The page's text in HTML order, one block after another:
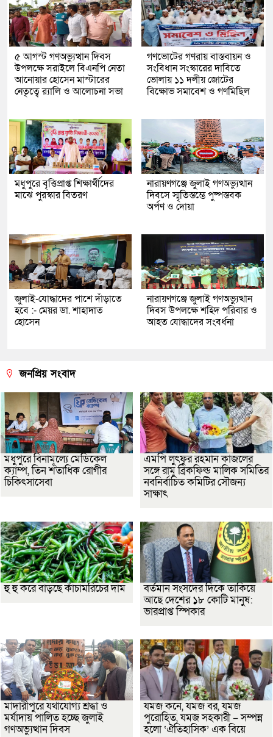
৫ আগস্ট গণঅভ্যুত্থান দিবস
উপলক্ষে সরাইলে বিএনপি নেতা
আনোয়ার হোসেন মাস্টারের
নেতৃত্বে র‍্যালি ও আলোচনা সভা
গণভোটের গণরায় বাস্তবায়ন ও
সংবিধান সংস্কারের দাবিতে
ভোলায় ১১ দলীয় জোটের
বিক্ষোভ সমাবেশ ও গণমিছিল
মধুপুরে বৃত্তিপ্রাপ্ত শিক্ষার্থীদের
মাঝে পুরস্কার বিতরণ
নারায়ণগঞ্জে জুলাই গণঅভ্যুত্থান
দিবসে স্মৃতিস্তম্ভে পুষ্পস্তবক
অর্পণ ও দোয়া
জুলাই-যোদ্ধাদের পাশে দাঁড়াতে
হবে :- মেয়র ডা. শাহাদাত
হোসেন
নারায়ণগঞ্জে জুলাই গণঅভ্যুত্থান
দিবস উপলক্ষে শহিদ পরিবার ও
আহত যোদ্ধাদের সংবর্ধনা
জনপ্রিয় সংবাদ
মধুপুরে বিনামূল্যে মেডিকেল
ক্যাম্প, তিন শতাধিক রোগীর
চিকিৎসাসেবা
এমপি লুৎফুর রহমান কাজলের
সঙ্গে রামু ব্রিকফিল্ড মালিক সমিতির
নবনির্বাচিত কমিটির সৌজন্য
সাক্ষাৎ
হু হু করে বাড়ছে কাঁচামরিচের দাম
বর্তমান সংসদের দিকে তাকিয়ে
আছে দেশের ১৮ কোটি মানুষ:
ভারপ্রাপ্ত স্পিকার
মাদারীপুরে যথাযোগ্য শ্রদ্ধা ও
মর্যাদায় পালিত হচ্ছে জুলাই
গণঅভ্যুত্থান দিবস
যমজ কনে, যমজ বর, যমজ
পুরোহিত, যমজ সহকারী – সম্পন্ন
হলো ‘ঐতিহাসিক’ এক বিয়ে